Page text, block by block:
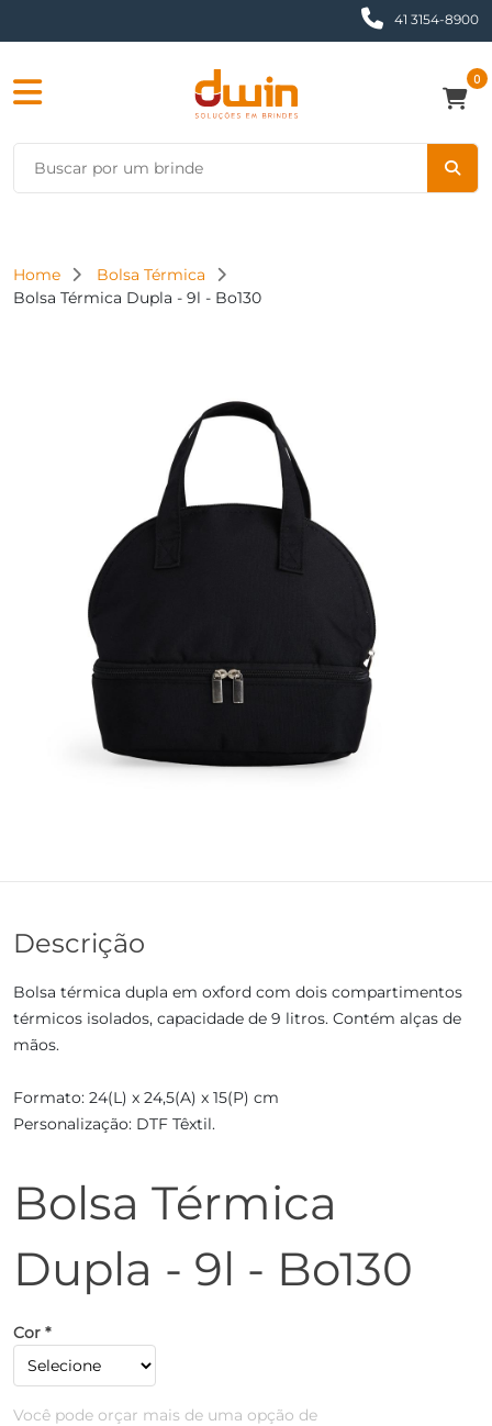
41 3154-8900
0
Home
Bolsa Térmica
Bolsa Térmica Dupla - 9l - Bo130
Descrição
Bolsa térmica dupla em oxford com dois compartimentos
térmicos isolados, capacidade de 9 litros. Contém alças de
mãos.
Formato: 24(L) x 24,5(A) x 15(P) cm
Personalização: DTF Têxtil.
Bolsa Térmica
Dupla - 9l - Bo130
Cor *
Você pode orçar mais de uma opção de